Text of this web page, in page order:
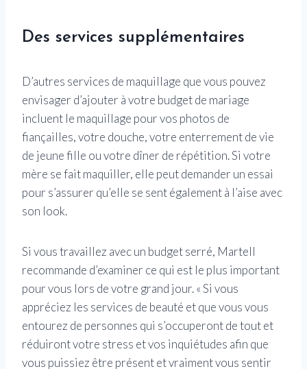
Des services supplémentaires
D’autres services de maquillage que vous pouvez
envisager d’ajouter à votre budget de mariage
incluent le maquillage pour vos photos de
fiançailles, votre douche, votre enterrement de vie
de jeune fille ou votre dîner de répétition. Si votre
mère se fait maquiller, elle peut demander un essai
pour s’assurer qu’elle se sent également à l’aise avec
son look.
Si vous travaillez avec un budget serré, Martell
recommande d’examiner ce qui est le plus important
pour vous lors de votre grand jour. « Si vous
appréciez les services de beauté et que vous vous
entourez de personnes qui s’occuperont de tout et
réduiront votre stress et vos inquiétudes afin que
vous puissiez être présent et vraiment vous sentir